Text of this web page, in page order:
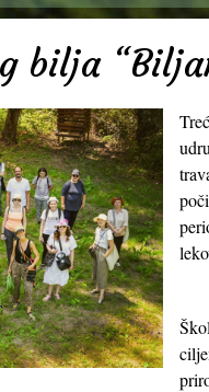
bilja